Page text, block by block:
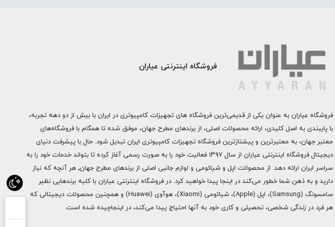
فروشگاه اینترنتی عیاران
فروشگاه عیاران به عنوان یکی از قدیمی‌ترین فروشگاه های تجهیزات کامپیوتری در ایران با بیش از دو دهه تجربه،
با پایبندی به اصل کلیدی، ارائه محصولات اصلی، از برندهای مطرح جهان، موفق شده تا همگام با فروشگاه‌های
معتبر جهان، به معتبرترین و پیشتازترین فروشگاه تجهیزات کامپیوتری ایران تبدیل شود. حال با پیشرفت دنیای
دیجیتال فروشگاه اینترنتی عیاران از سال ۱۳۹۷ فعالیت خود را به صورت رسمی آغاز کرده تا بتواند خدمات خود را به
سراسر ایران ارائه دهد. از محصولات اپل و شیائومی و لوازم جانبی اصلی از برندهای مطرح جهان٬ هر آنچه که نیاز
دارید و به ذهن شما خطور می‌کند در اینجا پیدا خواهید کرد. در فروشگاه اینترنتی عیاران با کلیه برندهایی نظیر
سامسونگ (Samsung)، اپل (Apple)، شیائومی (Xiaomi)، هوآوی (Huawei) و همچنین محصولات دیجیتالی که
هر فرد در زندگی شخصی، تحصیلی و کاری خود به آنها احتیاج پیدا می‌کند، در اینجاچیده شده است.